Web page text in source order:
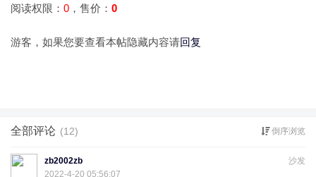
阅读权限： 0 ，售价： 0
游客，如果您要查看本帖隐藏内容请回复
全部评论 (12) 倒序浏览
沙发
zb2002zb
2022-4-20 05:56:07